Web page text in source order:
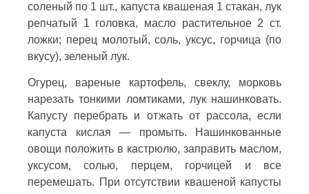
соленый по 1 шт., капуста квашеная 1 стакан, лук
репчатый 1 головка, масло растительное 2 ст.
ложки; перец молотый, соль, уксус, горчица (по
вкусу), зеленый лук.
Огурец, вареные картофель, свеклу, морковь
нарезать тонкими ломтиками, лук нашинковать.
Капусту перебрать и отжать от рассола, если
капуста кислая — промыть. Нашинкованные
овощи положить в кастрюлю, заправить маслом,
уксусом, солью, перцем, горчицей и все
перемешать. При отсутствии квашеной капусты